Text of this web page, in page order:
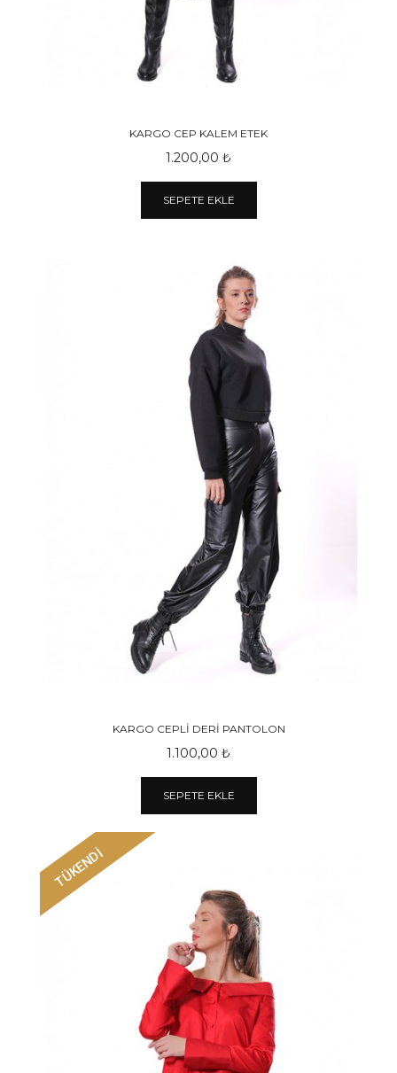
KARGO CEP KALEM ETEK
1.200,00 ₺
SEPETE EKLE
KARGO CEPLİ DERİ PANTOLON
1.100,00 ₺
SEPETE EKLE
TÜKENDİ